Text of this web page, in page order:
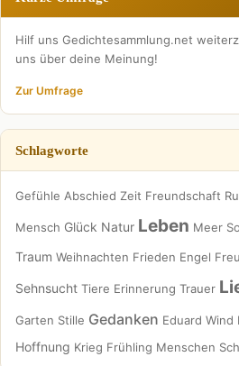
Hilf uns Gedichtesammlung.net
uns über deine Meinung!
Zur Umfrage
Schlagworte
Gefühle Abschied Zeit Freundschaft
Mensch Glück Natur Leben Meer
Traum Weihnachten Frieden Engel
Sehnsucht Tiere Erinnerung Trauer
Garten Stille Gedanken Eduard Wind
Hoffnung Krieg Frühling Menschen